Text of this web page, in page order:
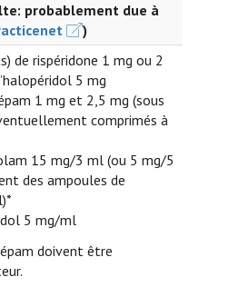
probablement due à
)
de rispéridone 1 mg ou 2
5 mg
1 mg et 2,5 mg (sous
comprimés à
15 mg/3 ml (ou 5 mg/5
des ampoules de
5 mg/ml
doivent être